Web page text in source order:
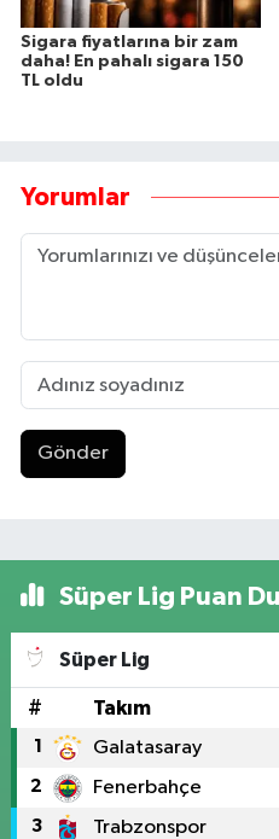
Sigara fiyatlarına bir zam
daha! En pahalı sigara 150
TL oldu
Yorumlar
Gönder
Süper Lig Puan
Süper Lig
# Takım
1 Galatasaray
2 Fenerbahçe
3 Trabzonspor